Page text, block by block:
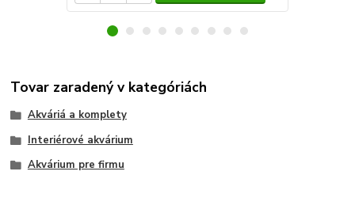
Tovar zaradený v kategóriách
Akváriá a komplety
Interiérové akvárium
Akvárium pre firmu